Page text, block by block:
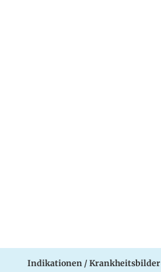
Indikationen / Krankheitsbilder